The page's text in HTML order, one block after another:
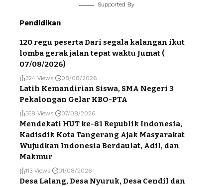
Supported By
Pendidikan
120 regu peserta Dari segala kalangan ikut
lomba gerak jalan tepat waktu Jumat (
07/08/2026)
324 Views 08/08/2026
Latih Kemandirian Siswa, SMA Negeri 3
Pekalongan Gelar KBO-PTA
358 Views 07/08/2026
Mendekati HUT ke-81 Republik Indonesia,
Kadisdik Kota Tangerang Ajak Masyarakat
Wujudkan Indonesia Berdaulat, Adil, dan
Makmur
113 Views 01/08/2026
Desa Lalang, Desa Nyuruk, Desa Cendil dan